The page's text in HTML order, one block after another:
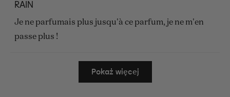
na
4
5
gwiazdek
RAIN
Je ne parfumais plus jusqu'à ce parfum, je ne m'en
passe plus !
Wczytywanie...
Pokaż więcej